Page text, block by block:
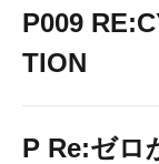
P009
TION
P Re:ゼロ